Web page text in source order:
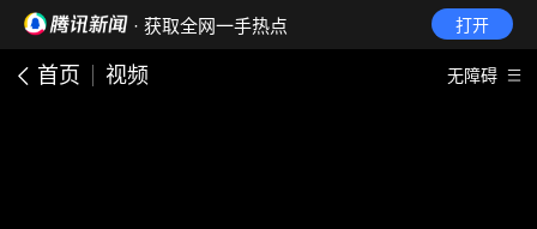
· 获取全网一手热点 打开
首页 视频 无障碍